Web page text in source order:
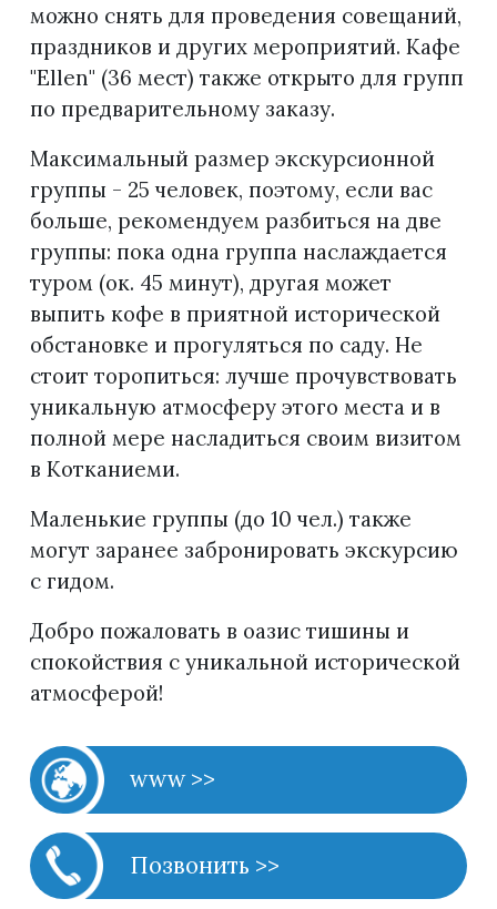
можно снять для проведения совещаний,
праздников и других мероприятий. Кафе
"Ellen" (36 мест) также открыто для групп
по предварительному заказу.
Максимальный размер экскурсионной
группы - 25 человек, поэтому, если вас
больше, рекомендуем разбиться на две
группы: пока одна группа наслаждается
туром (ок. 45 минут), другая может
выпить кофе в приятной исторической
обстановке и прогуляться по саду. Не
стоит торопиться: лучше прочувствовать
уникальную атмосферу этого места и в
полной мере насладиться своим визитом
в Котканиеми.
Маленькие группы (до 10 чел.) также
могут заранее забронировать экскурсию
с гидом.
Добро пожаловать в оазис тишины и
спокойствия с уникальной исторической
атмосферой!
www >>
Позвонить >>